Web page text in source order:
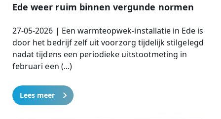
Ede weer ruim binnen vergunde normen
27-05-2026 | Een warmteopwek-installatie in Ede is
door het bedrijf zelf uit voorzorg tijdelijk stilgelegd
nadat tijdens een periodieke uitstootmeting in
februari een (...)
Lees meer